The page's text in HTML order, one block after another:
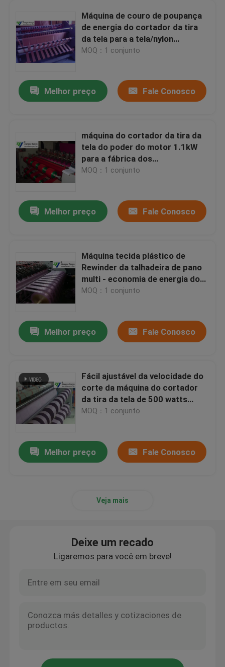
Produtos
Sobre nós
Máquina de couro de poupança
de energia do cortador da tira
da tela para a tela/nylon
químicos
MOQ：1 conjunto
Melhor preço Fale Conosco
máquina do cortador da tira da
tela do poder do motor 1.1kW
para a fábrica dos
calçados/pano da barraca
MOQ：1 conjunto
Melhor preço Fale Conosco
Máquina tecida plástico de
Rewinder da talhadeira de pano
multi - economia de energia do
cortador da lâmina
MOQ：1 conjunto
Melhor preço Fale Conosco
Fácil ajustável da velocidade do
corte da máquina do cortador
da tira da tela de 500 watts
operado
MOQ：1 conjunto
Melhor preço Fale Conosco
Veja mais
Deixe um recado
Ligaremos para você em breve!